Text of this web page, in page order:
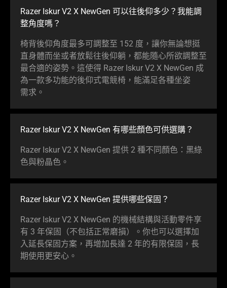
Razer Iskur V2 X NewGen 可以往後仰多少？我能調
整角度嗎 ？
椅背後仰角度最多可調整至 152 度，讓你無論想挺
直身體而坐或者放鬆往後仰躺，都能隨心所欲調整至
最合適的姿勢。這使得 Razer Iskur V2 X NewGen 成
為一款多功能的後仰式電競椅，能滿足各種坐姿
需求 。
Razer Iskur V2 X NewGen 有哪些顏色可供選購 ？
Razer Iskur V2 X NewGen 提供 2 種不同顏色：黑綠
色與粉晶色 。
Razer Iskur V2 X NewGen 提供哪些保固 ？
Razer Iskur V2 X NewGen 的機械結構與活動零件享
有 3 年保固（不包括正常磨損）。你也可以選擇加
入延長保固方案，再增加長達 2 年的有限保固，長
期使用更安心 。